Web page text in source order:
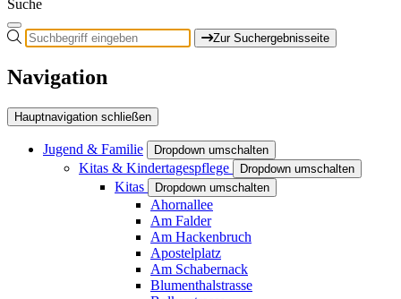
Suche
Zur Suchergebnisseite
Navigation
Hauptnavigation schließen
Jugend & Familie Dropdown umschalten
Kitas & Kindertagespflege Dropdown umschalten
Kitas Dropdown umschalten
Ahornallee
Am Falder
Am Hackenbruch
Apostelplatz
Am Schabernack
Blumenthalstrasse